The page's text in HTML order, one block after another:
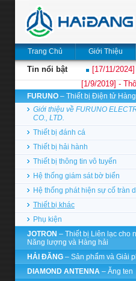
Trang Chủ Giới Thiệu
Tin nổi bật
[17/11/
[1/9/2019] -
FURUNO – Thiết bị Điện tử
Giới thiệu về FURUNO
CO., LTD.
Thiết bị đánh cá
Thiết bị hải hành
Thiết bị thông tin vô tuyến
Hệ thống giám sát bờ biển
Hệ thống phát hiện sự cố tràn
Thiết bị khác
Phụ kiện
JOTRON – Thiết bị Liên lạc cho
Năng lượng và Hàng hải
HẢI ĐĂNG – Sản phẩm và Giải
DIAMOND ANTENNA – Ăng ten